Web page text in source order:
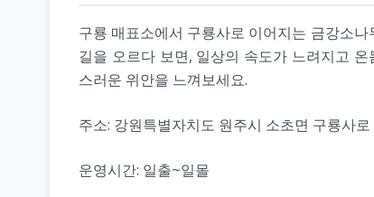
구룡 매표소에서 구룡사로 이어지는 금강소
길을 오르다 보면, 일상의 속도가 느려지고
스러운 위안을 느껴보세요.
주소: 강원특별자치도 원주시 소초면 구룡사
운영시간: 일출~일몰